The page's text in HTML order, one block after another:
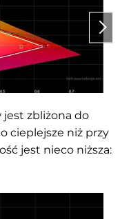
zbliżona do
cieplejsze niż przy
jest nieco niższa: